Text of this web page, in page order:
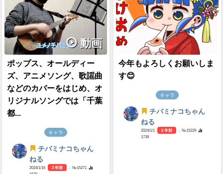
動画
ポップス、オールディー
ズ、アニメソング、歌謡曲
などのカバーをはじめ、オ
リジナルソングでは「千葉
都...
キャラ
チバミナコちゃん
ねる
2024/1/16 2 年前
- №15271
今年もよろしくお願いしま
す😊
キャラ
チバミナコちゃん
ねる
2024/1/1 2 年前
- №15229
1739